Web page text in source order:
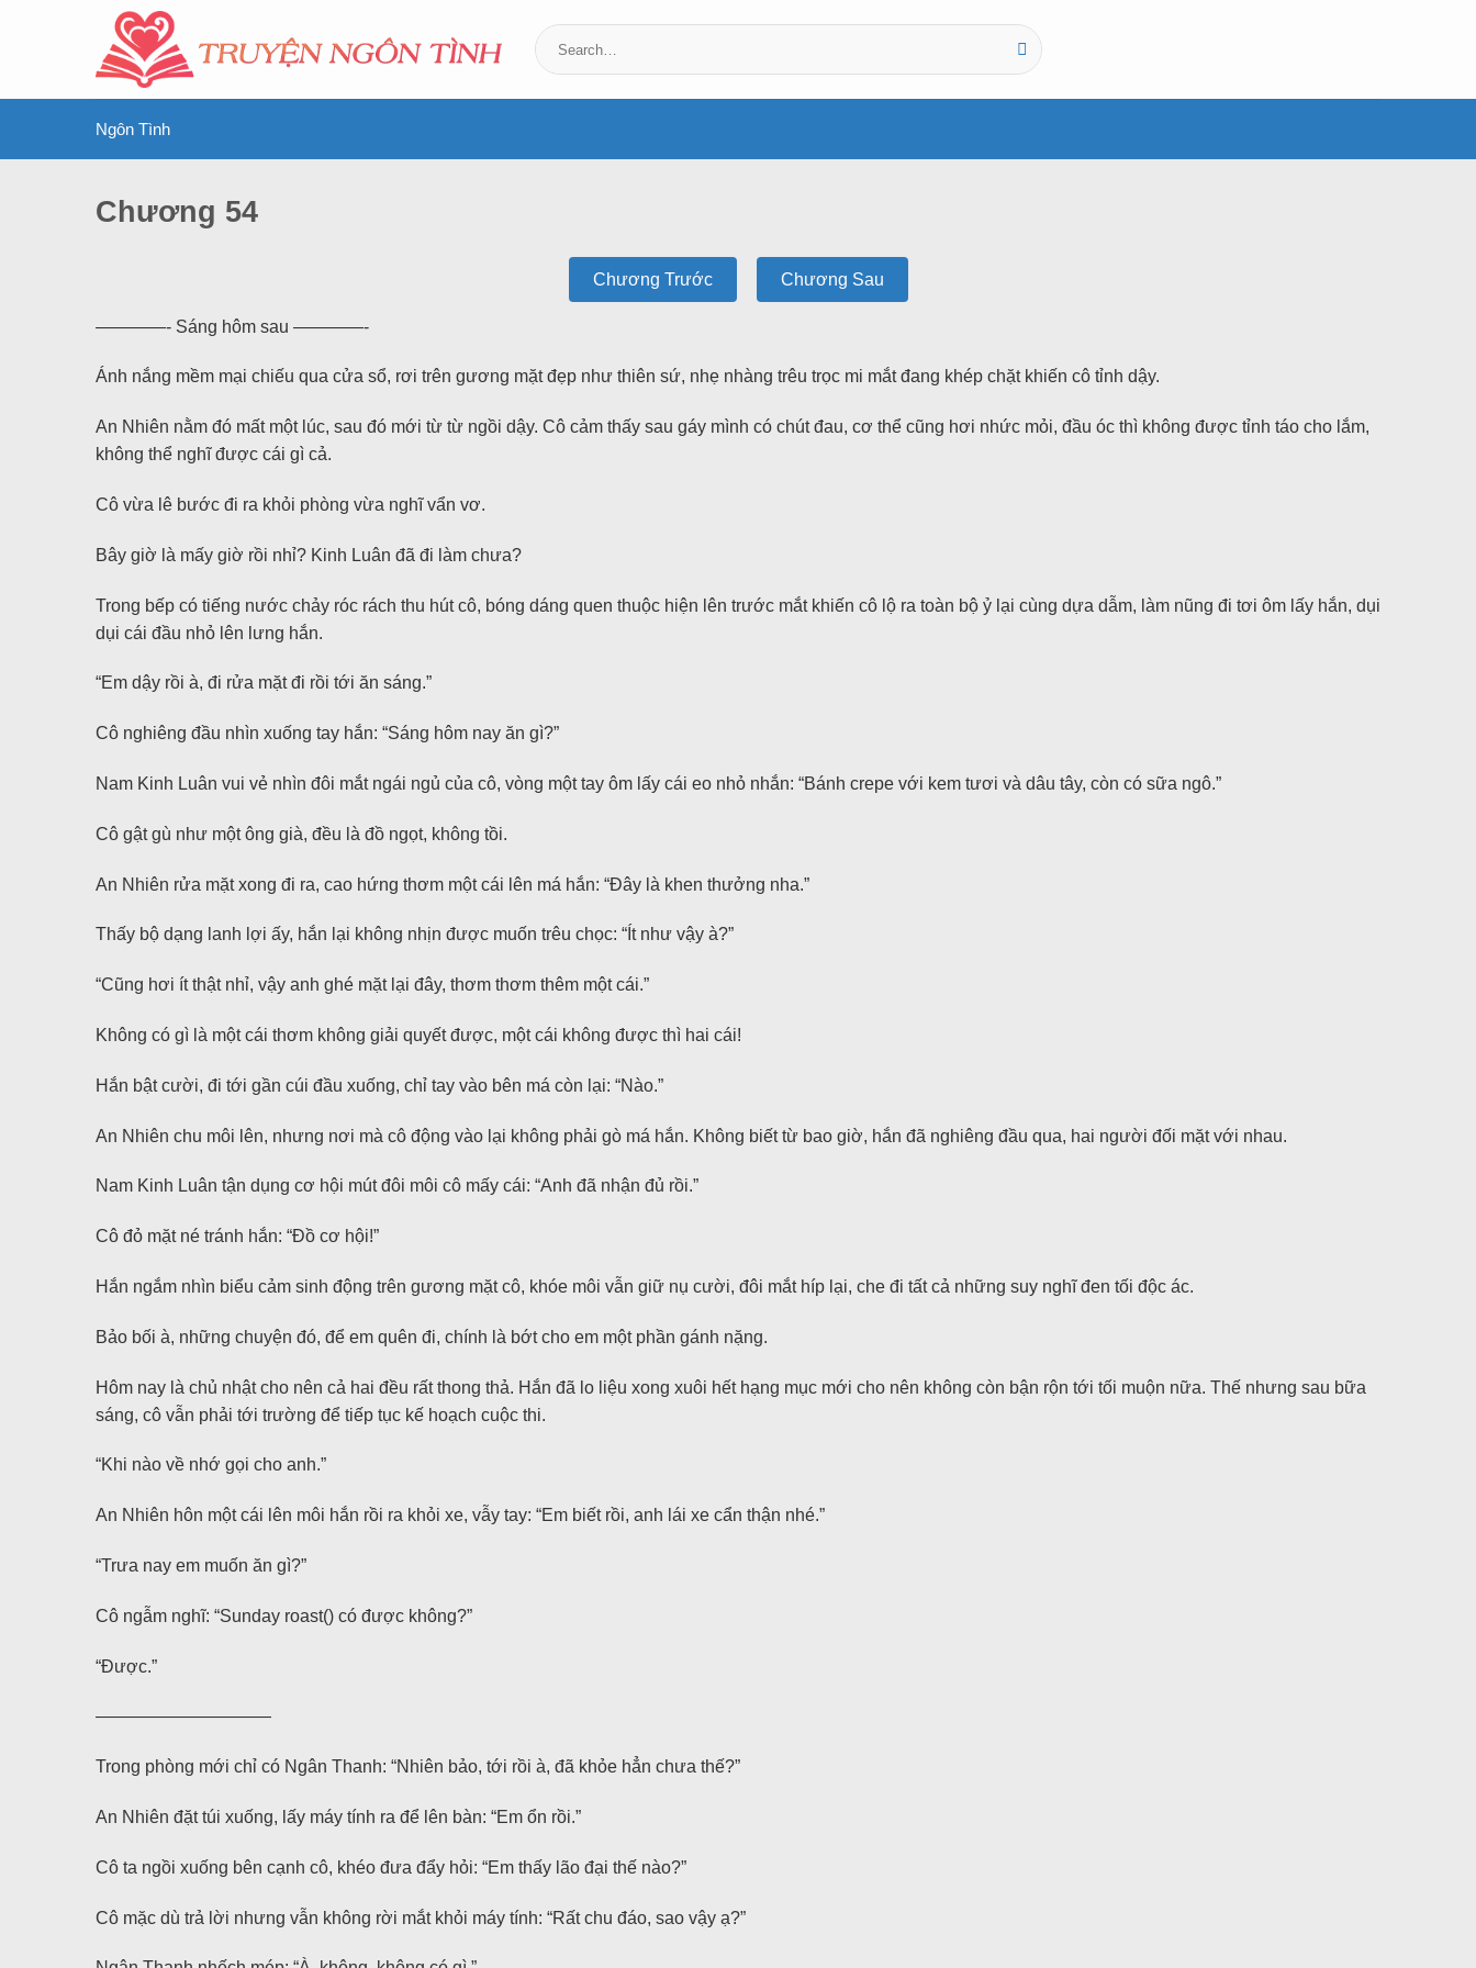
Ngôn Tình
Chương 54
Chương Trước Chương Sau
————- Sáng hôm sau ————-
Ánh nắng mềm mại chiếu qua cửa sổ, rơi trên gương mặt đẹp như thiên sứ, nhẹ nhàng trêu trọc mi mắt đang khép chặt khiến cô tỉnh dậy.
An Nhiên nằm đó mất một lúc, sau đó mới từ từ ngồi dậy. Cô cảm thấy sau gáy mình có chút đau, cơ thể cũng hơi nhức mỏi, đầu óc thì không được tỉnh táo cho lắm,
không thể nghĩ được cái gì cả.
Cô vừa lê bước đi ra khỏi phòng vừa nghĩ vẩn vơ.
Bây giờ là mấy giờ rồi nhỉ? Kinh Luân đã đi làm chưa?
Trong bếp có tiếng nước chảy róc rách thu hút cô, bóng dáng quen thuộc hiện lên trước mắt khiến cô lộ ra toàn bộ ỷ lại cùng dựa dẫm, làm nũng đi tơi ôm lấy hắn, dụi
dụi cái đầu nhỏ lên lưng hắn.
“Em dậy rồi à, đi rửa mặt đi rồi tới ăn sáng.”
Cô nghiêng đầu nhìn xuống tay hắn: “Sáng hôm nay ăn gì?”
Nam Kinh Luân vui vẻ nhìn đôi mắt ngái ngủ của cô, vòng một tay ôm lấy cái eo nhỏ nhắn: “Bánh crepe với kem tươi và dâu tây, còn có sữa ngô.”
Cô gật gù như một ông già, đều là đồ ngọt, không tồi.
An Nhiên rửa mặt xong đi ra, cao hứng thơm một cái lên má hắn: “Đây là khen thưởng nha.”
Thấy bộ dạng lanh lợi ấy, hắn lại không nhịn được muốn trêu chọc: “Ít như vậy à?”
“Cũng hơi ít thật nhỉ, vậy anh ghé mặt lại đây, thơm thơm thêm một cái.”
Không có gì là một cái thơm không giải quyết được, một cái không được thì hai cái!
Hắn bật cười, đi tới gần cúi đầu xuống, chỉ tay vào bên má còn lại: “Nào.”
An Nhiên chu môi lên, nhưng nơi mà cô động vào lại không phải gò má hắn. Không biết từ bao giờ, hắn đã nghiêng đầu qua, hai người đối mặt với nhau.
Nam Kinh Luân tận dụng cơ hội mút đôi môi cô mấy cái: “Anh đã nhận đủ rồi.”
Cô đỏ mặt né tránh hắn: “Đồ cơ hội!”
Hắn ngắm nhìn biểu cảm sinh động trên gương mặt cô, khóe môi vẫn giữ nụ cười, đôi mắt híp lại, che đi tất cả những suy nghĩ đen tối độc ác.
Bảo bối à, những chuyện đó, để em quên đi, chính là bớt cho em một phần gánh nặng.
Hôm nay là chủ nhật cho nên cả hai đều rất thong thả. Hắn đã lo liệu xong xuôi hết hạng mục mới cho nên không còn bận rộn tới tối muộn nữa. Thế nhưng sau bữa
sáng, cô vẫn phải tới trường để tiếp tục kế hoạch cuộc thi.
“Khi nào về nhớ gọi cho anh.”
An Nhiên hôn một cái lên môi hắn rồi ra khỏi xe, vẫy tay: “Em biết rồi, anh lái xe cẩn thận nhé.”
“Trưa nay em muốn ăn gì?”
Cô ngẫm nghĩ: “Sunday roast() có được không?”
“Được.”
——————————
Trong phòng mới chỉ có Ngân Thanh: “Nhiên bảo, tới rồi à, đã khỏe hẳn chưa thế?”
An Nhiên đặt túi xuống, lấy máy tính ra để lên bàn: “Em ổn rồi.”
Cô ta ngồi xuống bên cạnh cô, khéo đưa đẩy hỏi: “Em thấy lão đại thế nào?”
Cô mặc dù trả lời nhưng vẫn không rời mắt khỏi máy tính: “Rất chu đáo, sao vậy ạ?”